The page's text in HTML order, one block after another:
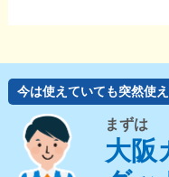
今は使えていても突然使
まずは
大阪